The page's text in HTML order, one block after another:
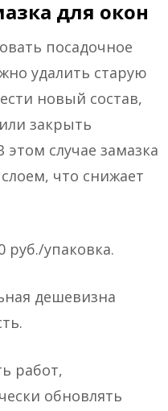
для окон
посадочное
удалить старую
новый состав,
закрыть
случае замазка
что снижает
руб./упаковка.
дешевизна
работ,
обновлять